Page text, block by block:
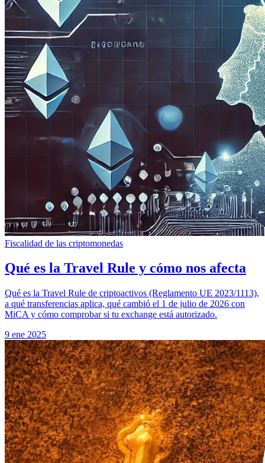
Fiscalidad de las criptomonedas
Qué es la Travel Rule y cómo nos afecta
Qué es la Travel Rule de criptoactivos (Reglamento UE 2023/1113),
a qué transferencias aplica, qué cambió el 1 de julio de 2026 con
MiCA y cómo comprobar si tu exchange está autorizado.
9 ene 2025